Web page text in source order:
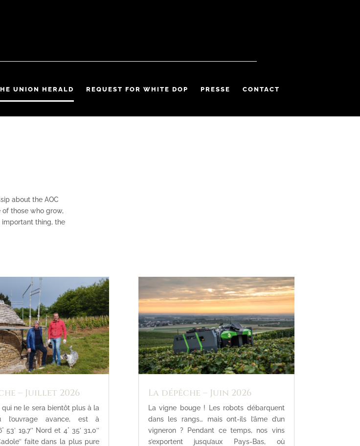
UNION HERALD REQUEST FOR WHITE DOP PRESSE CONTACT
about the AOC
those who grow,
important thing, the
– Juillet 2026
qui ne le sera bientôt plus à la
l’ouvrage avance, est à
53’ 19,7’’ Nord et 4° 35’ 31,0’’
faite dans la plus pure
La dépêche – Juin 2026
La vigne bouge ! Les robots débarquent
dans les rangs… mais ont-ils l’âme d’un
vigneron ? Pendant ce temps, nos vins
s’exportent jusqu’aux Pays-Bas, où